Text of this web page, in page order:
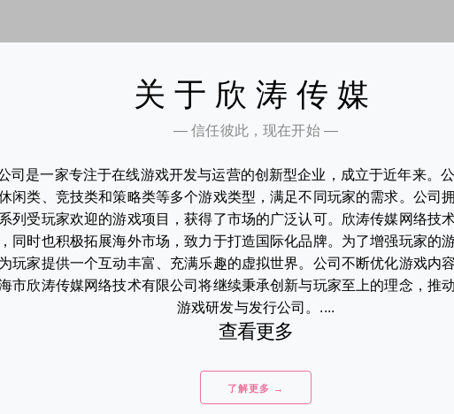
关于欣涛传媒
— 信任彼此，现在开始 —
司是一家专注于在线游戏开发与运营的创新型企业，成立于近年来。
闲类、竞技类和策略类等多个游戏类型，满足不同玩家的需求。公司
列受玩家欢迎的游戏项目，获得了市场的广泛认可。欣涛传媒网络技
同时也积极拓展海外市场，致力于打造国际化品牌。为了增强玩家的
玩家提供一个互动丰富、充满乐趣的虚拟世界。公司不断优化游戏内
市欣涛传媒网络技术有限公司将继续秉承创新与玩家至上的理念，推
游戏研发与发行公司。....
查看更多
了解更多 →